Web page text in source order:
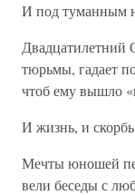
И под туманным
Двадцатилетний
тюрьмы, гадает
чтоб ему вышло
И жизнь, и
Мечты юношей
вели беседы с